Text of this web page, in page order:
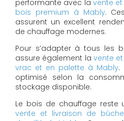
performante avec la vente
bois premium à Mably.
assurent un excellent
de chauffage modernes.
Pour s’adapter à tous les
assure également la vente
vrac et en palette à Mably.
optimisé selon la
stockage disponible.
Le bois de chauffage reste
vente et livraison de